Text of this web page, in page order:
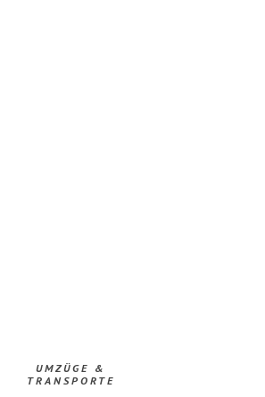
UMZÜGE &
TRANSPORTE